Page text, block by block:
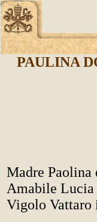
PAULINA
Madre Paolina
Amabile Lucia
Vigolo Vattaro